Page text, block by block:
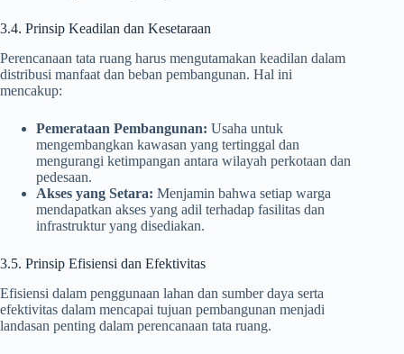
3.4. Prinsip Keadilan dan Kesetaraan
Perencanaan tata ruang harus mengutamakan keadilan dalam
distribusi manfaat dan beban pembangunan. Hal ini
mencakup:
Pemerataan Pembangunan: Usaha untuk
mengembangkan kawasan yang tertinggal dan
mengurangi ketimpangan antara wilayah perkotaan dan
pedesaan.
Akses yang Setara: Menjamin bahwa setiap warga
mendapatkan akses yang adil terhadap fasilitas dan
infrastruktur yang disediakan.
3.5. Prinsip Efisiensi dan Efektivitas
Efisiensi dalam penggunaan lahan dan sumber daya serta
efektivitas dalam mencapai tujuan pembangunan menjadi
landasan penting dalam perencanaan tata ruang.